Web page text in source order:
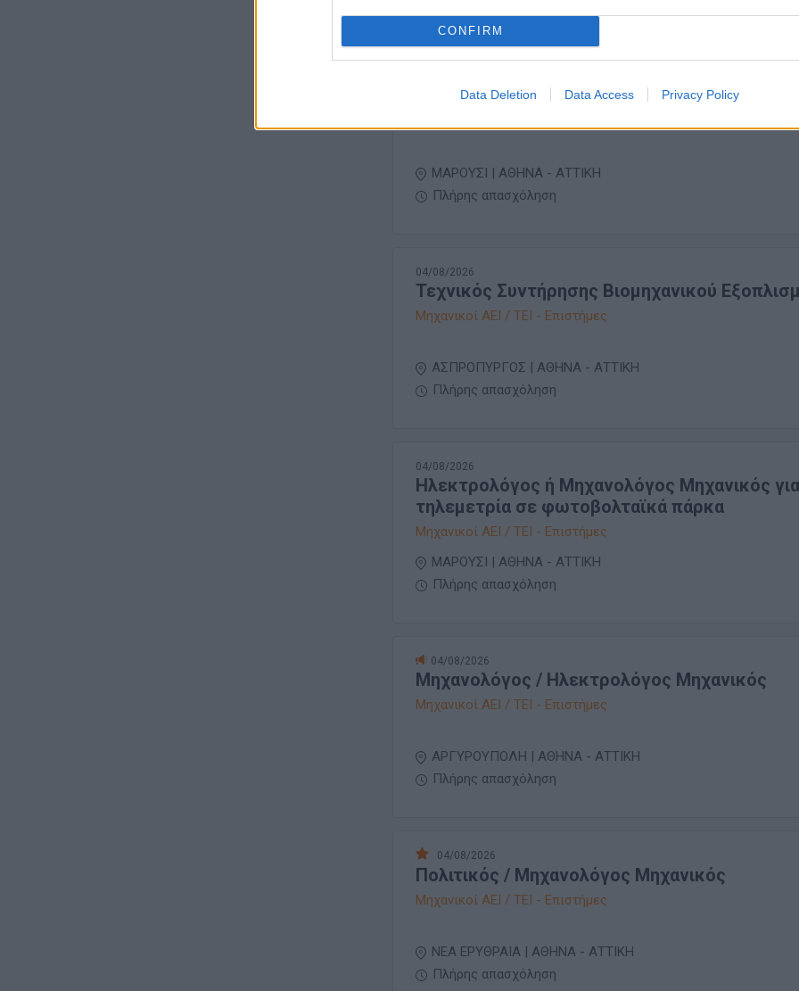
CONFIRM
Data Deletion Data Access Privacy Policy
Τεχνικός Διευθυντής
ΜΑΡΟΥΣΙ | ΑΘΗΝΑ - ΑΤΤΙΚΗ
Πλήρης απασχόληση
04/08/2026
Τεχνικός Συντήρησης Βιομηχανικού
Μηχανικοί ΑΕΙ / ΤΕΙ - Επιστήμες
ΑΣΠΡΟΠΥΡΓΟΣ | ΑΘΗΝΑ - ΑΤΤΙΚΗ
Πλήρης απασχόληση
04/08/2026
Ηλεκτρολόγος ή Μηχανολόγος Μηχανικός για
τηλεμετρία σε φωτοβολταϊκά πάρκα
Μηχανικοί ΑΕΙ / ΤΕΙ - Επιστήμες
ΜΑΡΟΥΣΙ | ΑΘΗΝΑ - ΑΤΤΙΚΗ
Πλήρης απασχόληση
04/08/2026
Μηχανολόγος / Ηλεκτρολόγος Μηχανικός
Μηχανικοί ΑΕΙ / ΤΕΙ - Επιστήμες
ΑΡΓΥΡΟΥΠΟΛΗ | ΑΘΗΝΑ - ΑΤΤΙΚΗ
Πλήρης απασχόληση
04/08/2026
Πολιτικός / Μηχανολόγος Μηχανικός
Μηχανικοί ΑΕΙ / ΤΕΙ - Επιστήμες
ΝΕΑ ΕΡΥΘΡΑΙΑ | ΑΘΗΝΑ - ΑΤΤΙΚΗ
Πλήρης απασχόληση